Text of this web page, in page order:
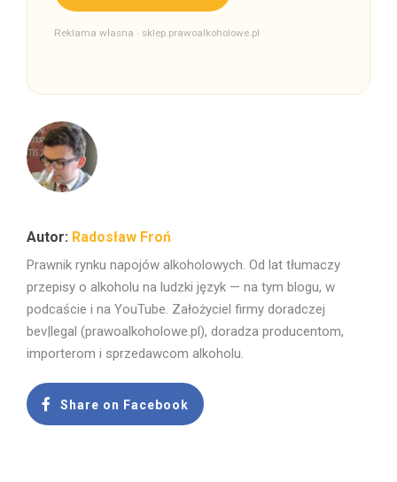
Reklama własna · sklep.prawoalkoholowe.pl
Radosław Froń
Prawnik rynku napojów alkoholowych. Od lat tłumaczy
przepisy o alkoholu na ludzki język — na tym blogu, w
podcaście i na YouTube. Założyciel firmy doradczej
bev|legal (prawoalkoholowe.pl), doradza producentom,
importerom i sprzedawcom alkoholu.
Share on Facebook